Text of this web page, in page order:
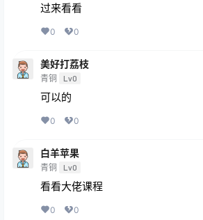
过来看看
0 0
美好打荔枝
青铜 Lv0
可以的
0 0
白羊苹果
青铜 Lv0
看看大佬课程
0 0